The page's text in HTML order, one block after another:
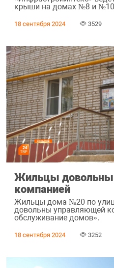
крыши на домах №8 и №10
18 сентября 2024 3529
Жильцы
компанией
Жильцы дома №20 по
довольны управляющей
обслуживание домов».
18 сентября 2024 3252